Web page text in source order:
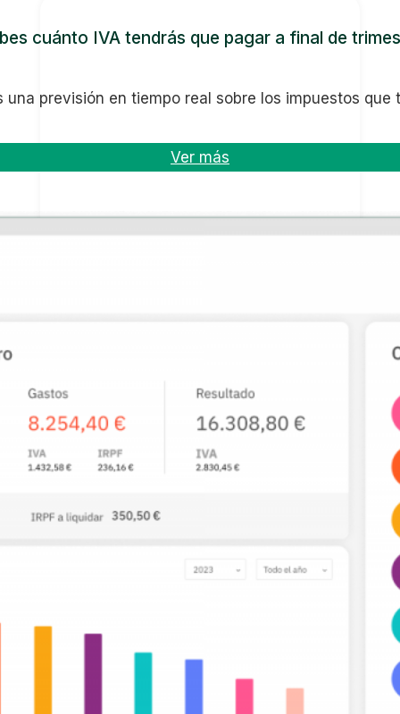
cuánto IVA tendrás que pagar a final de
una previsión en tiempo real sobre los impuestos que
Ver más